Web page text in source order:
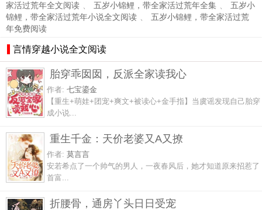
家活过荒年全文阅读 、 五岁小锦鲤，带全家活过荒年全集 、
五岁小
锦鲤，带全家活过荒年小说全文阅读 、
五岁小锦鲤，带全家活过荒
年免费阅读
言情穿越小说全文阅读
胎穿乖囡囡，反派全家读我心
作者: 七宝鎏金
【重生+萌娃+团宠+爽文+被读心+金手指】当虞谣发现自己胎穿
成小说...
重生千金：天价老婆又A又撩
作者: 莫言言
安若希点了一个帅气的男人，一夜春风后，她才知道原来招惹了
首富...
折腰骨，通房丫头日日受宠